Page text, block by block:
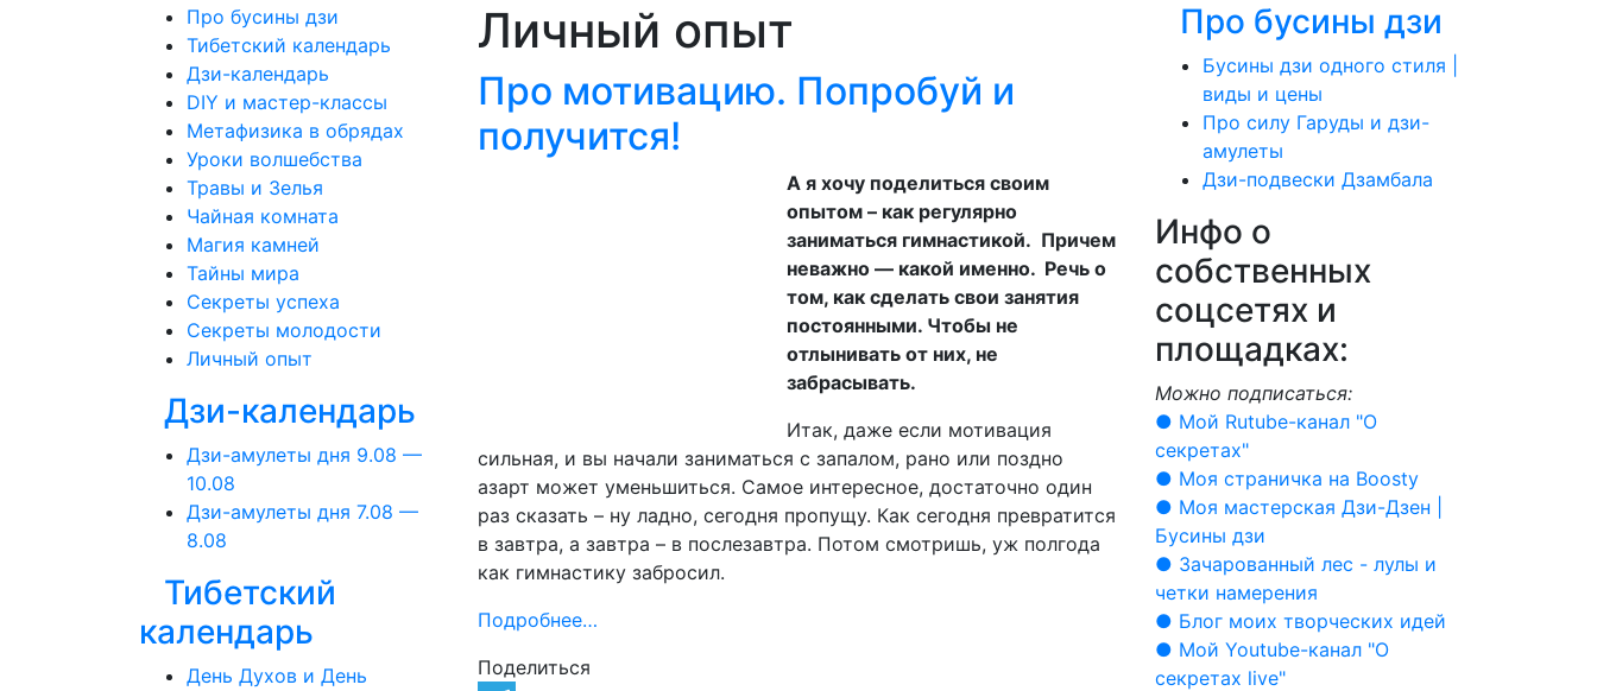
Про бусины дзи
Тибетский календарь
Дзи-календарь
DIY и мастер-классы
Метафизика в обрядах
Уроки волшебства
Травы и Зелья
Чайная комната
Магия камней
Тайны мира
Секреты успеха
Секреты молодости
Личный опыт
Дзи-календарь
Дзи-амулеты дня 9.08 —
10.08
Дзи-амулеты дня 7.08 —
8.08
Тибетский
календарь
День Духов и День
Личный опыт
Про мотивацию. Попробуй и
получится!
А я хочу поделиться своим
опытом – как регулярно
заниматься гимнастикой. Причем
неважно — какой именно. Речь о
том, как сделать свои занятия
постоянными. Чтобы не
отлынивать от них, не
забрасывать.
Итак, даже если мотивация
сильная, и вы начали заниматься с запалом, рано или поздно
азарт может уменьшиться. Самое интересное, достаточно один
раз сказать – ну ладно, сегодня пропущу. Как сегодня превратится
в завтра, а завтра – в послезавтра. Потом смотришь, уж полгода
как гимнастику забросил.
Подробнее…
Поделиться
Про бусины дзи
Бусины дзи одного стиля |
виды и цены
Про силу Гаруды и дзи-
амулеты
Дзи-подвески Дзамбала
Инфо о
cобственных
соцсетях и
площадках:
Можно подписаться:
● Мой Rutube-канал "О
секретах"
● Моя страничка на Boosty
● Моя мастерская Дзи-Дзен |
Бусины дзи
● Зачарованный лес - лулы и
четки намерения
● Блог моих творческих идей
● Мой Youtube-канал "О
секретах live"